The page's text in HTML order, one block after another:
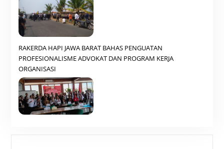
RAKERDA HAPI JAWA BARAT BAHAS PENGUATAN
PROFESIONALISME ADVOKAT DAN PROGRAM KERJA
ORGANISASI